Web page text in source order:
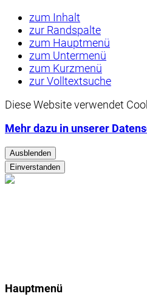
zum Inhalt
zur Randspalte
zum Hauptmenü
zum Untermenü
zum Kurzmenü
zur Volltextsuche
Diese Website verwendet
Mehr dazu in unserer
Ausblenden
Einverstanden
Hauptmenü